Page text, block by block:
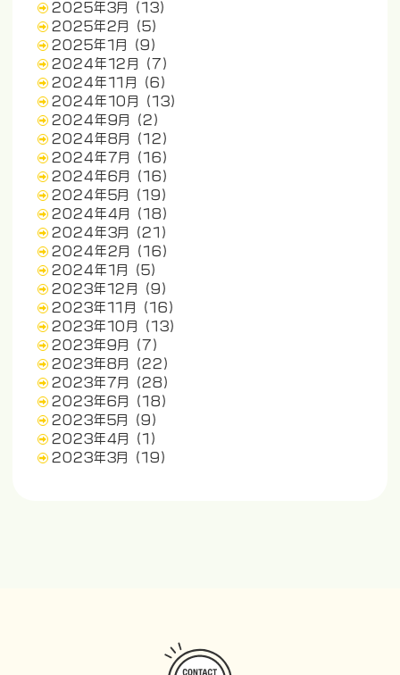
2025年3月
(13)
2025年2月
(5)
2025年1月
(9)
2024年12月
(7)
2024年11月
(6)
2024年10月
(13)
2024年9月
(2)
2024年8月
(12)
2024年7月
(16)
2024年6月
(16)
2024年5月
(19)
2024年4月
(18)
2024年3月
(21)
2024年2月
(16)
2024年1月
(5)
2023年12月
(9)
2023年11月
(16)
2023年10月
(13)
2023年9月
(7)
2023年8月
(22)
2023年7月
(28)
2023年6月
(18)
2023年5月
(9)
2023年4月
(1)
2023年3月
(19)